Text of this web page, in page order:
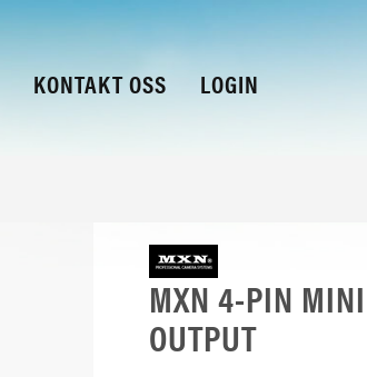
KONTAKT OSS LOGIN
MXN 4-PIN
OUTPUT